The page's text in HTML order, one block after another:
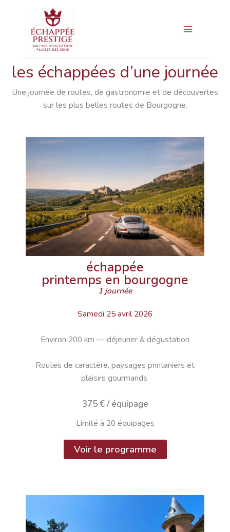
Menu
les échappées d’une journée
Une journée de routes, de gastronomie et de découvertes
sur les plus belles routes de Bourgogne.
échappée
printemps en bourgogne
1 journée
Samedi 25 avril 2026
Environ 200 km — déjeuner & dégustation
Routes de caractère, paysages printaniers et
plaisirs gourmands.
375 € / équipage
Limité à 20 équipages
Voir le programme